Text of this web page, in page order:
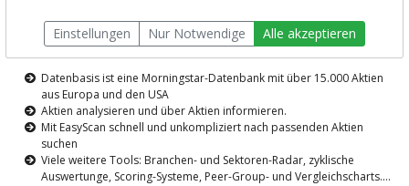
Die Aktienanalyse-Plattform von
TraderFox
Datenbasis ist eine Morningstar-Datenbank mit über 15.000 Aktien
aus Europa und den USA
Aktien analysieren und über Aktien informieren.
Mit EasyScan schnell und unkompliziert nach passenden Aktien
suchen
Viele weitere Tools: Branchen- und Sektoren-Radar, zyklische
Auswertunge, Scoring-Systeme, Peer-Group- und Vergleichscharts....
Einstellungen Nur Notwendige Alle akzeptieren